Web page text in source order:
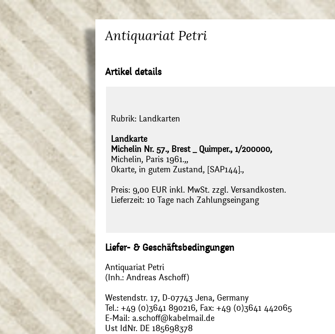
Antiquariat Petri
Artikel details
Rubrik: Landkarten
Landkarte
Michelin Nr. 57., Brest _ Quimper., 1/200000,
Michelin, Paris 1961.,,
Okarte, in gutem Zustand, [SAP144].,
Preis: 9,00 EUR inkl. MwSt. zzgl. Versandkosten.
Lieferzeit: 10 Tage nach Zahlungseingang
Liefer- & Geschäftsbedingungen
Antiquariat Petri
(Inh.: Andreas Aschoff)
Westendstr. 17, D-07743 Jena, Germany
Tel.: +49 (0)3641 890216, Fax: +49 (0)3641 442065
E-Mail: a.schoff@kabelmail.de
Ust IdNr. DE 185698378